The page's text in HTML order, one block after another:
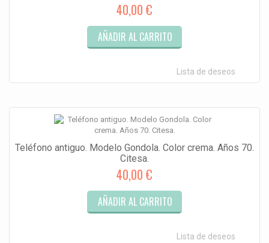
40,00 €
AÑADIR AL CARRITO
Lista de deseos
Teléfono antiguo. Modelo Gondola. Color crema. Años 70.
Citesa.
40,00 €
AÑADIR AL CARRITO
Lista de deseos